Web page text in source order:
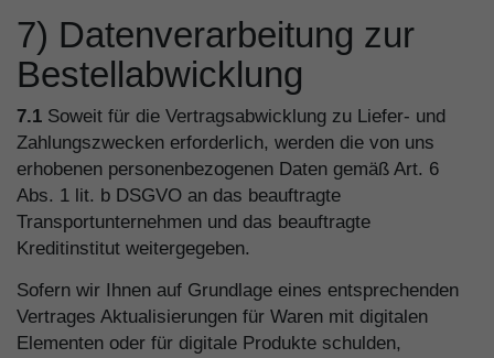
7) Datenverarbeitung zur
Bestellabwicklung
7.1 Soweit für die Vertragsabwicklung zu Liefer- und
Zahlungszwecken erforderlich, werden die von uns
erhobenen personenbezogenen Daten gemäß Art. 6
Abs. 1 lit. b DSGVO an das beauftragte
Transportunternehmen und das beauftragte
Kreditinstitut weitergegeben.
Sofern wir Ihnen auf Grundlage eines entsprechenden
Vertrages Aktualisierungen für Waren mit digitalen
Elementen oder für digitale Produkte schulden,